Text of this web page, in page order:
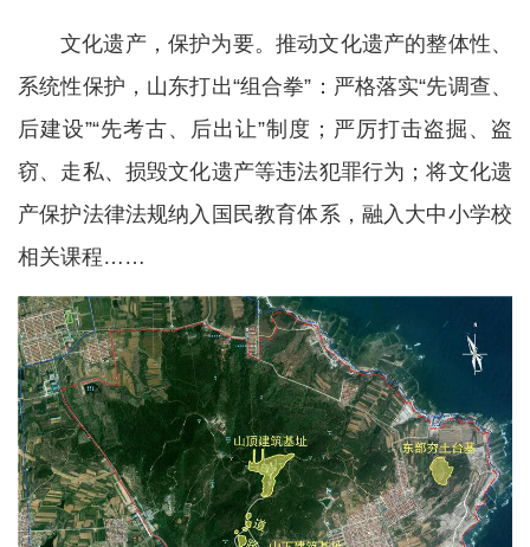
文化遗产，保护为要。推动文化遗产的整体性、
系统性保护，山东打出“组合拳”：严格落实“先调查、
后建设”“先考古、后出让”制度；严厉打击盗掘、盗
窃、走私、损毁文化遗产等违法犯罪行为；将文化遗
产保护法律法规纳入国民教育体系，融入大中小学校
相关课程……